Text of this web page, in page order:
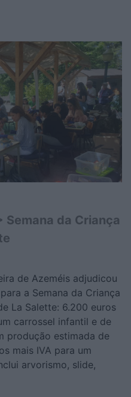
Semana da Criança
de Azeméis adjudicou
a Semana da Criança
La Salette: 6.200 euros
carrossel infantil e de
produção estimada de
mais IVA para um
arvorismo, slide,